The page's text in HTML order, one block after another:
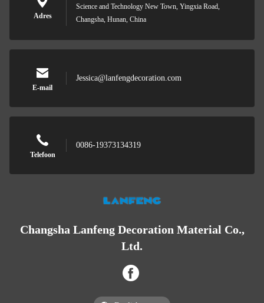
Adres
Science and Technology New Town, Yingxia Road,
Changsha, Hunan, China
E-mail
Jessica@lanfengdecoration.com
Telefoon
0086-19373134319
Changsha Lanfeng Decoration Material Co.,
Ltd.